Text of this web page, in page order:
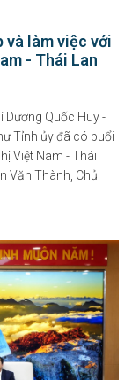
và làm việc với
- Thái Lan
Dương Quốc Huy -
Tỉnh ủy đã có buổi
Việt Nam - Thái
Văn Thành, Chủ